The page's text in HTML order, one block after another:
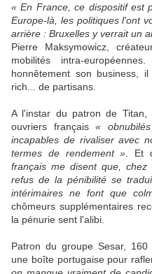
« En France, ce dispositif est
Europe-là, les politiques l'ont
arrière : Bruxelles y verrait un
Pierre Maksymowicz,
mobilités intra-
honnêtement son business,
rich... de partisans.
A l'instar du patron de Titan,
ouvriers français «
incapables de rivaliser avec
termes de rendement » . Et
français me disent que,
refus de la pénibilité se
intérimaires ne font que
chômeurs supplémentaires
la pénurie sent l'alibi.
Patron du groupe Sesar,
une boîte portugaise pour